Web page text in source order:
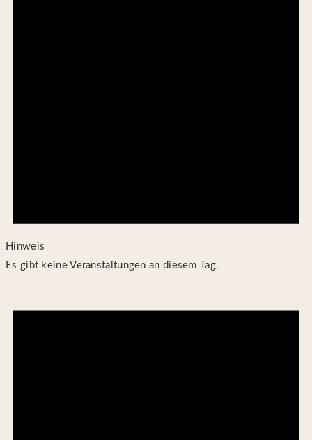
Hinweis
Es gibt keine Veranstaltungen an diesem Tag.